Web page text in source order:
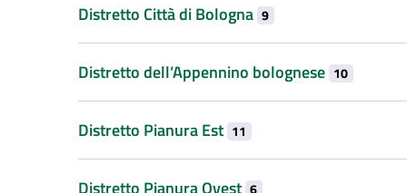
Distretto Città di Bologna 9
Distretto dell’Appennino bolognese 10
Distretto Pianura Est 11
Distretto Pianura Ovest 6